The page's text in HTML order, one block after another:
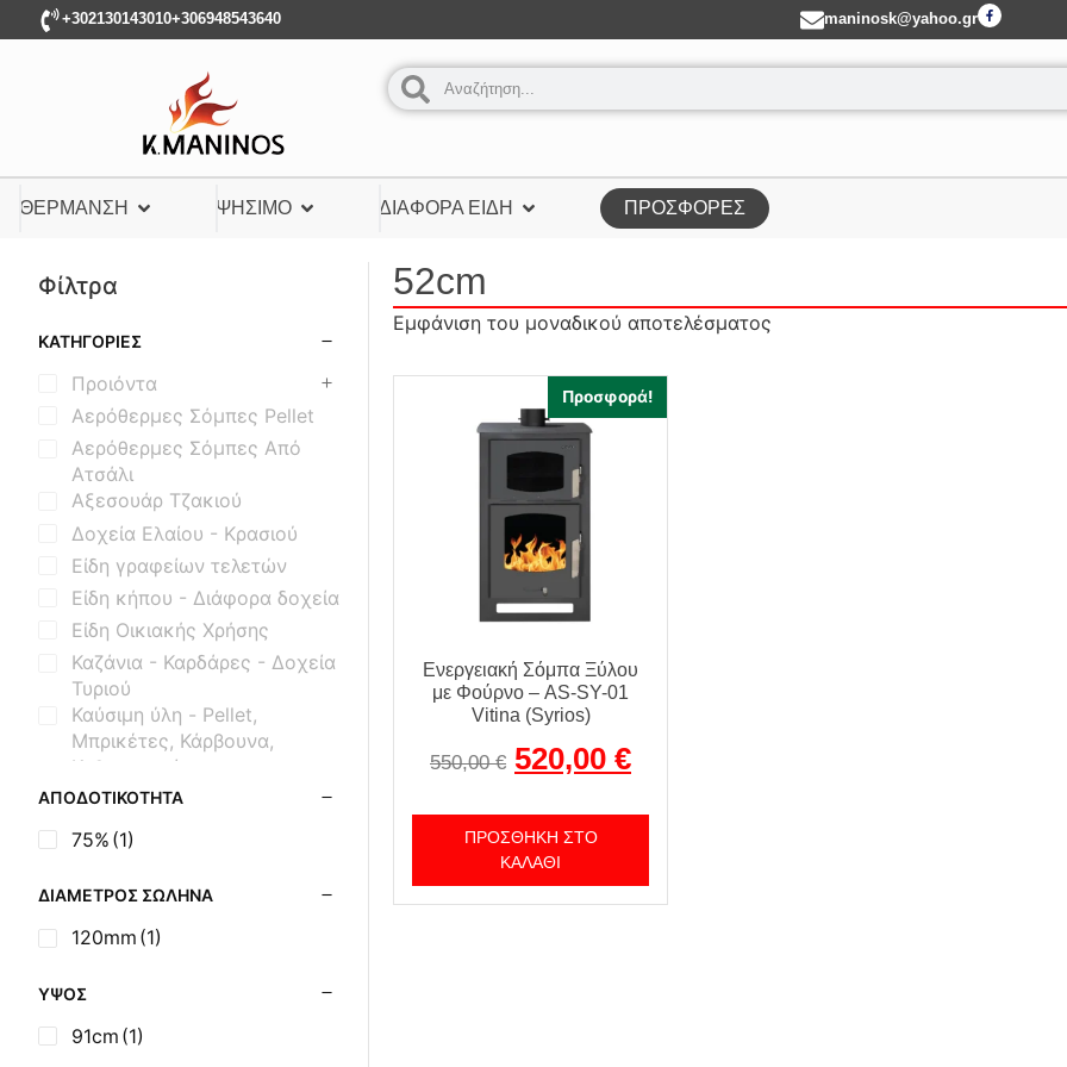
+302130143010+306948543640 maninosk@yahoo.gr
ΘΈΡΜΑΝΣΗ ΨΉΣΙΜΟ ΔΙΆΦΟΡΑ ΕΊΔΗ ΠΡΟΣΦΟΡΕΣ
Φίλτρα
ΚΑΤΗΓΟΡΊΕΣ
Προιόντα
Αερόθερμες Σόμπες Pellet
Αερόθερμες Σόμπες Από
Ατσάλι
Αξεσουάρ Τζακιού
Δοχεία Ελαίου - Κρασιού
Είδη γραφείων τελετών
Είδη κήπου - Διάφορα δοχεία
Είδη Οικιακής Χρήσης
Καζάνια - Καρδάρες - Δοχεία
Τυριού
Καύσιμη ύλη - Pellet,
Μπρικέτες, Κάρβουνα,
Καθαριστικά
Κτηνοτροφικά Είδη
Μασίνες Ξύλου Εμαγιέ
Μηχανισμοί Εξοπλισμού BBQ
Μοτέρ Σούβλας
Όρθιες Μαντεμένιες Σόμπες
με Φούρνο
ΑΠΟΔΟΤΙΚΌΤΗΤΑ
75% (1)
ΔΙΆΜΕΤΡΟΣ ΣΩΛΉΝΑ
120mm (1)
ΎΨΟΣ
91cm (1)
52cm
Εμφάνιση του μοναδικού αποτελέσματος
Προσφορά!
Ενεργειακή Σόμπα Ξύλου
με Φούρνο – AS-SY-01
Vitina (Syrios)
550,00€ 520,00€
ΠΡΟΣΘΉΚΗ ΣΤΟ
ΚΑΛΆΘΙ